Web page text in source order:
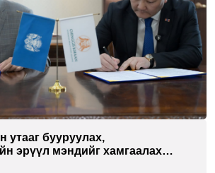
утааг бууруулах,
эрүүл мэндийг хамгаалах
хаан баялгийн сан нэгдэл” ХХК-